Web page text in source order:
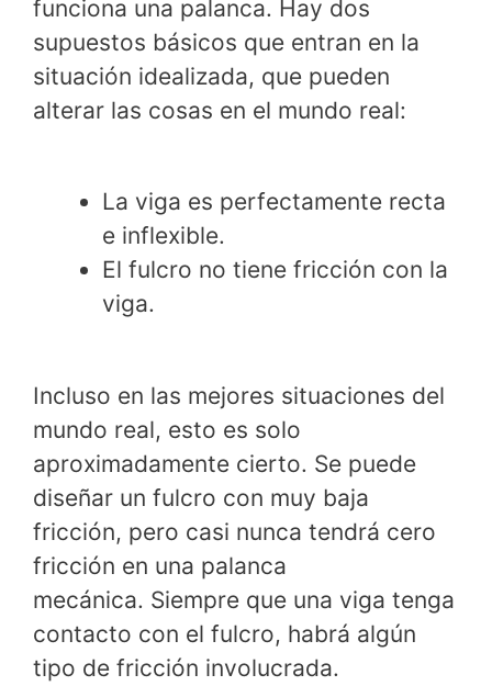
funciona una palanca. Hay dos
supuestos básicos que entran en la
situación idealizada, que pueden
alterar las cosas en el mundo real:
La viga es perfectamente recta
e inflexible.
El fulcro no tiene fricción con la
viga.
Incluso en las mejores situaciones del
mundo real, esto es solo
aproximadamente cierto. Se puede
diseñar un fulcro con muy baja
fricción, pero casi nunca tendrá cero
fricción en una palanca
mecánica. Siempre que una viga tenga
contacto con el fulcro, habrá algún
tipo de fricción involucrada.